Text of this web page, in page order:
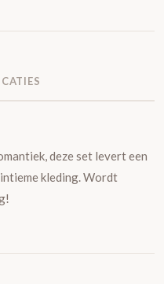
deze set levert een
kleding. Wordt